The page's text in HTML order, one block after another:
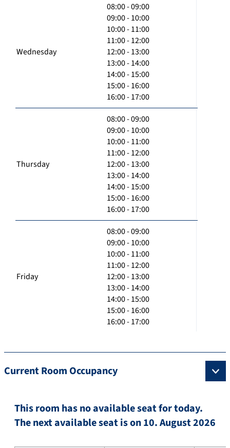
Wednesday
08:00 - 09:00
09:00 - 10:00
10:00 - 11:00
11:00 - 12:00
12:00 - 13:00
13:00 - 14:00
14:00 - 15:00
15:00 - 16:00
16:00 - 17:00
Thursday
08:00 - 09:00
09:00 - 10:00
10:00 - 11:00
11:00 - 12:00
12:00 - 13:00
13:00 - 14:00
14:00 - 15:00
15:00 - 16:00
16:00 - 17:00
Friday
08:00 - 09:00
09:00 - 10:00
10:00 - 11:00
11:00 - 12:00
12:00 - 13:00
13:00 - 14:00
14:00 - 15:00
15:00 - 16:00
16:00 - 17:00
Current Room Occupancy
This room has no available seat for today.
The next available seat is on 10. August 2026